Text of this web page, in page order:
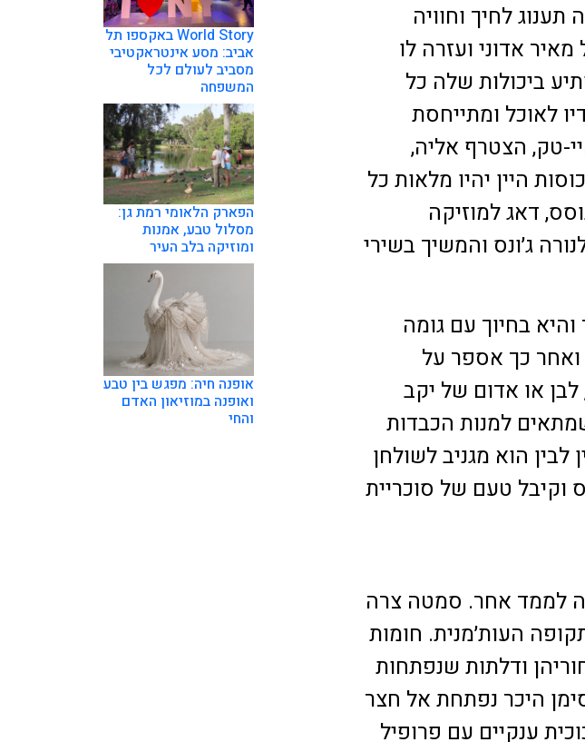
לחיך וחוויה
אדוני ועזרה לו
ביכולות שלה כל
לאוכל ומתייחסת
טק, הצטרף אליה,
היין יהיו מלאות כל
דאג למוזיקה
ג׳ונס והמשיך בשירי
בחיוך עם גומה
ואחר כך אספר על
לבן או אדום של יקב
למנות הכבדות
הוא מגניב לשולחן
וקיבל טעם של סוכריית
לממד אחר. סמטה צרה
העות׳מנית. חומות
ודלתות שנפתחות
היכר נפתחת אל חצר
ענקיים עם פרופיל
World Story באקספו תל
אביב: מסע אינטראקטיבי
מסביב לעולם לכל
המשפחה
הפארק הלאומי רמת גן:
מסלול טבע, אמנות
ומוזיקה בלב העיר
אופנה חיה: מפגש בין טבע
ואופנה במוזיאון האדם
והחי